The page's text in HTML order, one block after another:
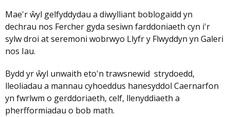
Mae'r ŵyl gelfyddydau a diwylliant boblogaidd yn
dechrau nos Fercher gyda sesiwn farddoniaeth cyn i'r
sylw droi at seremoni wobrwyo Llyfr y Flwyddyn yn Galeri
nos Iau.
Bydd yr ŵyl unwaith eto'n trawsnewid strydoedd,
lleoliadau a mannau cyhoeddus hanesyddol Caernarfon
yn fwrlwm o gerddoriaeth, celf, llenyddiaeth a
pherfformiadau o bob math.